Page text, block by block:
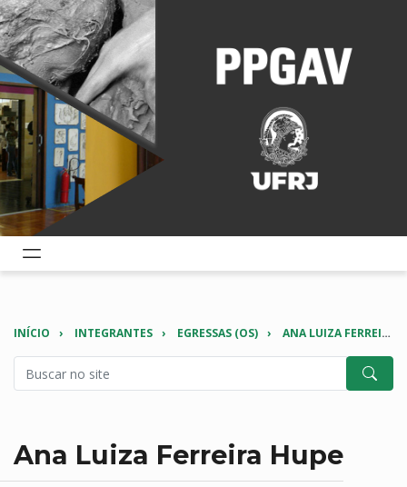
INÍCIO INTEGRANTES EGRESSAS (OS) ANA LUIZA FERREIRA HUPE
Ana Luiza Ferreira Hupe